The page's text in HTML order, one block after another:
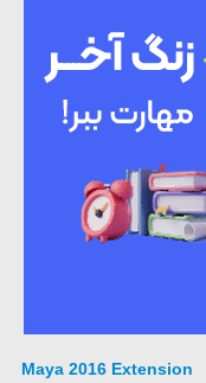
Maya 2016 Extension